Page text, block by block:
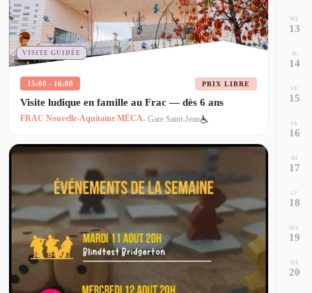
VISITE GUIDÉE
15:00 - 16:00 PRIX LIBRE
Visite ludique en famille au Frac — dès 6 ans
FRAC Nouvelle-Aquitaine MÉCA- Gare Saint-Jean
ME
13
JE
14
VE
15
SA
16
DI
17
LU
18
MA
19
ME
20